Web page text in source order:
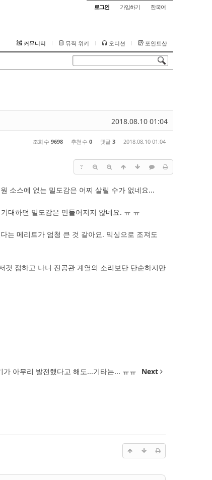
로그인 가입하기 한국어
커뮤니티 뮤직 위키 오디션 포인트샵
2018.08.10 01:04
조회 수 9698 추천 수 0 댓글 3 2018.08.10 01:04
?
소스에 없는 밀도감은 어찌 살릴 수가 없네요...
대하던 밀도감은 만들어지지 않네요. ㅠ ㅠ
는 메리트가 엄청 큰 것 같아요. 믹싱으로 조져도
것 접하고 나니 진공관 계열의 소리보단 단순하지만
가 아무리 발전했다고 해도...기타는... ㅠㅠ Next